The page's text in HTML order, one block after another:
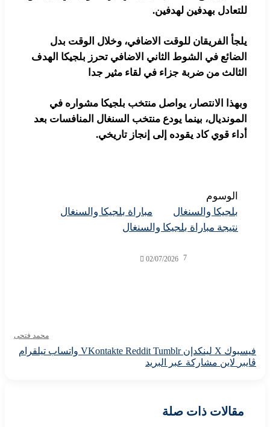
بهدفين لهدفين.
الفريقان للوقت الاضافي، وخلال الوقت بدل
في الشوط الثاني الاضافي تحرز بلجيكا الهدف
من ضربة جزاء في لقاء مثير جدا
الانتصار، يواصل منتخب بلجيكا مشواره في
بينما يودع منتخب السنغال المنافسات بعد
قوي كاد يقوده إلى إنجاز تاريخي.
بلجيكا والسنغال
مباراة بلجيكا والسنغال
نتيجة مباراة بلجيكا والسنغال
محمد فتحى
02/07/2026
X لينكدإن واتساب تيلقرام
لاين مشاركة عبر البريد
ذات صلة